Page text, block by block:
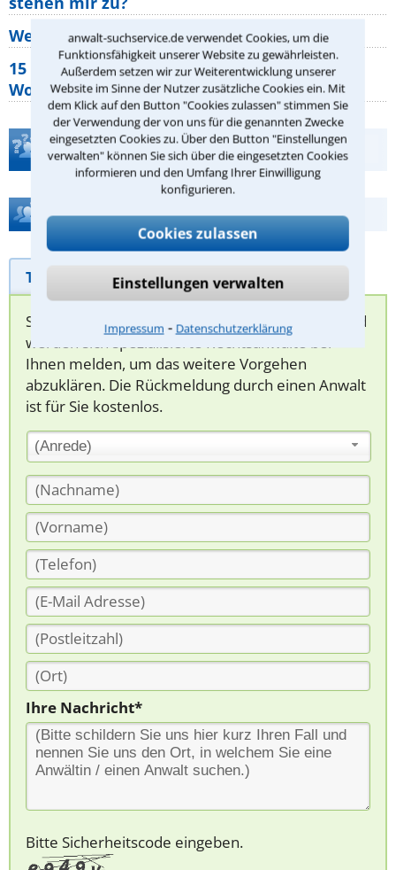
anwalt-suchservice.de verwendet Cookies, um die
Funktionsfähigkeit unserer Website zu gewährleisten.
Außerdem setzen wir zur Weiterentwicklung unserer
Website im Sinne der Nutzer zusätzliche Cookies ein. Mit
dem Klick auf den Button "Cookies zulassen" stimmen Sie
der Verwendung der von uns für die genannten Zwecke
eingesetzten Cookies zu. Über den Button "Einstellungen
verwalten" können Sie sich über die eingesetzten Cookies
informieren und den Umfang Ihrer Einwilligung
konfigurieren.
Cookies zulassen
Einstellungen verwalten
Impressum ⁃ Datenschutzerklärung
Wer muss Zweitwohnungssteuer zahlen?
15 elementare Rechte, die jeder
Wohnungseigentümer kennen sollte
Teste Dein Rechtswissen
Hilfe bei Ihrer Anwaltsuche?
Telefonhilfe Beratungsanfrage
Sie können hier Ihren Fall schildern. Anschließend
werden sich spezialisierte Rechtsanwälte bei
Ihnen melden, um das weitere Vorgehen
abzuklären. Die Rückmeldung durch einen Anwalt
ist für Sie kostenlos.
(Anrede)
Ihre Nachricht*
Bitte Sicherheitscode eingeben.